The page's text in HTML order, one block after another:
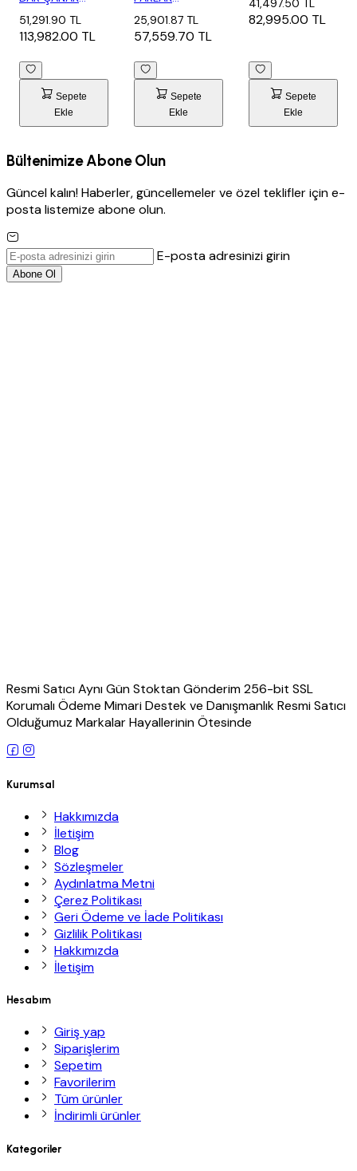
SET...
51,291.90 TL
113,982.00 TL
Sepete
Ekle
ÇEKMEC...
25,901.87 TL
57,559.70 TL
Sepete
Ekle
LAVABO...
41,497.50 TL
82,995.00 TL
Sepete
Ekle
Bültenimize Abone Olun
Güncel kalın! Haberler, güncellemeler ve özel teklifler için e-
posta listemize abone olun.
E-posta adresinizi girin
Abone Ol
Resmi Satıcı Aynı Gün Stoktan Gönderim 256-bit SSL
Korumalı Ödeme Mimari Destek ve Danışmanlık Resmi Satıcı
Olduğumuz Markalar Hayallerinin Ötesinde
Kurumsal
Hakkımızda
İletişim
Blog
Sözleşmeler
Aydınlatma Metni
Çerez Politikası
Geri Ödeme ve İade Politikası
Gizlilik Politikası
Hakkımızda
İletişim
Hesabım
Giriş yap
Siparişlerim
Sepetim
Favorilerim
Tüm ürünler
İndirimli ürünler
Kategoriler